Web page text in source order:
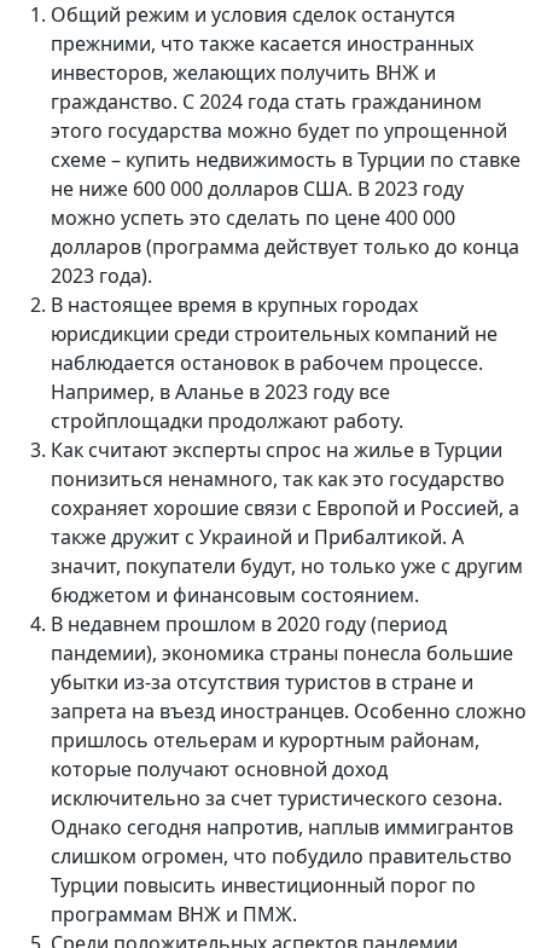
Общий режим и условия сделок останутся
прежними, что также касается иностранных
инвесторов, желающих получить ВНЖ и
гражданство. С 2024 года стать гражданином
этого государства можно будет по упрощенной
схеме – купить недвижимость в Турции по ставке
не ниже 600 000 долларов США. В 2023 году
можно успеть это сделать по цене 400 000
долларов (программа действует только до конца
2023 года).
В настоящее время в крупных городах
юрисдикции среди строительных компаний не
наблюдается остановок в рабочем процессе.
Например, в Аланье в 2023 году все
стройплощадки продолжают работу.
Как считают эксперты спрос на жилье в Турции
понизиться ненамного, так как это государство
сохраняет хорошие связи с Европой и Россией, а
также дружит с Украиной и Прибалтикой. А
значит, покупатели будут, но только уже с другим
бюджетом и финансовым состоянием.
В недавнем прошлом в 2020 году (период
пандемии), экономика страны понесла большие
убытки из-за отсутствия туристов в стране и
запрета на въезд иностранцев. Особенно сложно
пришлось отельерам и курортным районам,
которые получают основной доход
исключительно за счет туристического сезона.
Однако сегодня напротив, наплыв иммигрантов
слишком огромен, что побудило правительство
Турции повысить инвестиционный порог по
программам ВНЖ и ПМЖ.